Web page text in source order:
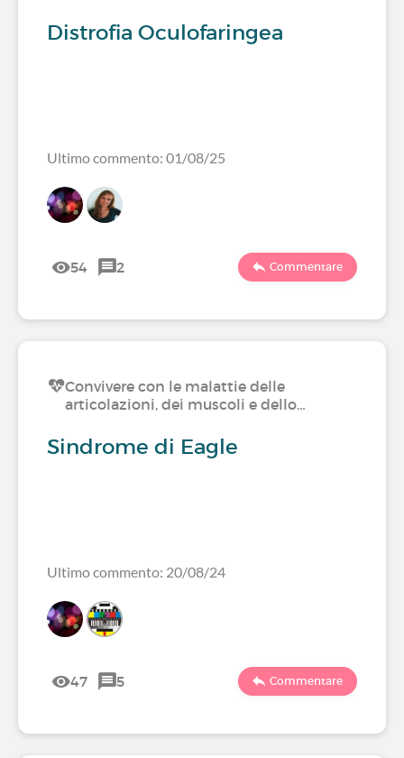
Distrofia Oculofaringea
Ultimo commento: 01/08/25
54 2 Commentare
Convivere con le malattie delle
articolazioni, dei muscoli e dello…
Sindrome di Eagle
Ultimo commento: 20/08/24
47 5 Commentare